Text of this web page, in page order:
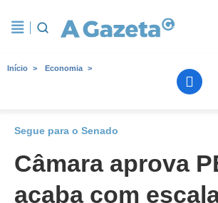
Início Economia
Segue para o Senado
Câmara aprova
acaba com